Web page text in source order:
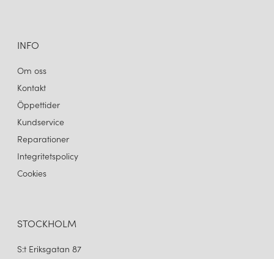
INFO
Om oss
Kontakt
Öppettider
Kundservice
Reparationer
Integritetspolicy
Cookies
STOCKHOLM
S:t Eriksgatan 87